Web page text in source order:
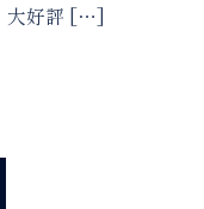
大好評 […]